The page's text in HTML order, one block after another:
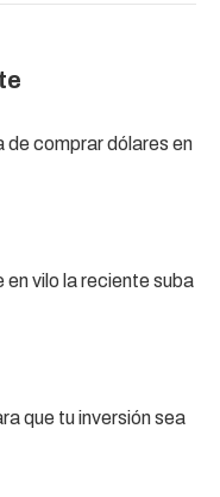
de comprar dólares en
en vilo la reciente suba
que tu inversión sea